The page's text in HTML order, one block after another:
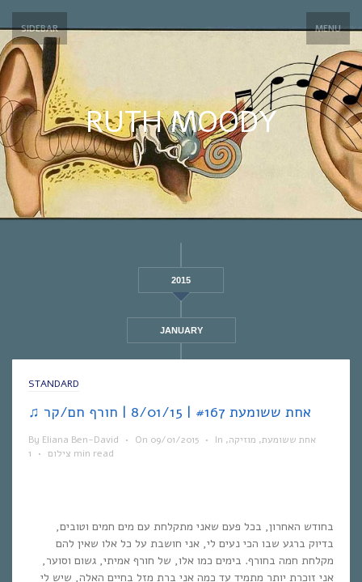
SIDEBAR MENU
RUTH MOODY
2015
JANUARY
STANDARD
♫ אחת ששומעת #167 | 8/01/15 | חורף חם/קר
By Eliana Ben-David • On 09/01/2015 • In אחת ששומעת, מוזיקה,
צילום • 1 min read
בחודש האחרון, בכל פעם שאני מתקלחת עם מים חמים וטובים,
בדיוק ברגע שבו הכי נעים לי, אני חושבת על כל אלו שאין להם
מקלחת חמה בחורף. בימים כמו אלו, של חורף אמיתי, גשום וסוער,
אני זוכרת יותר מתמיד עד כמה אני ברת מזל בחיים האלה, שיש לי